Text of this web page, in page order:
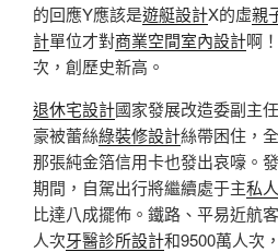
的回應Y應該是遊艇設計X的虛親
計單位才對商業空間室內設計啊
次，創歷史新高。
退休宅設計國家發展改造委副主
豪被蕾絲綠裝修設計絲帶困住，
那張純金箔信用卡也發出哀嚎。
期間，自駕出行將繼續處于主私
比達八成擺佈。鐵路、平易近航
人次牙醫診所設計和9500萬人次